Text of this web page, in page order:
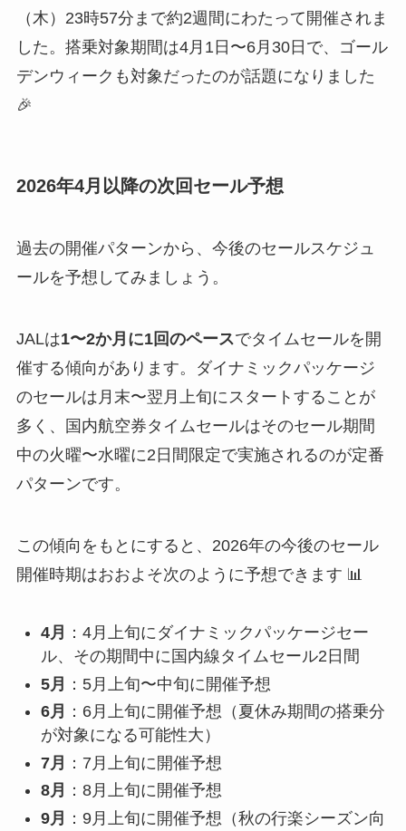
（木）23時57分まで約2週間にわたって開催されま
した。搭乗対象期間は4月1日〜6月30日で、ゴール
デンウィークも対象だったのが話題になりました
🎉
2026年4月以降の次回セール予想
過去の開催パターンから、今後のセールスケジュ
ールを予想してみましょう。
JALは1〜2か月に1回のペースでタイムセールを開
催する傾向があります。ダイナミックパッケージ
のセールは月末〜翌月上旬にスタートすることが
多く、国内航空券タイムセールはそのセール期間
中の火曜〜水曜に2日間限定で実施されるのが定番
パターンです。
この傾向をもとにすると、2026年の今後のセール
開催時期はおおよそ次のように予想できます 📊
4月
：4月上旬にダイナミックパッケージセー
ル、その期間中に国内線タイムセール2日間
5月
：5月上旬〜中旬に開催予想
6月
：6月上旬に開催予想（夏休み期間の搭乗分
が対象になる可能性大）
7月
：7月上旬に開催予想
8月
：8月上旬に開催予想
9月
：9月上旬に開催予想（秋の行楽シーズン向